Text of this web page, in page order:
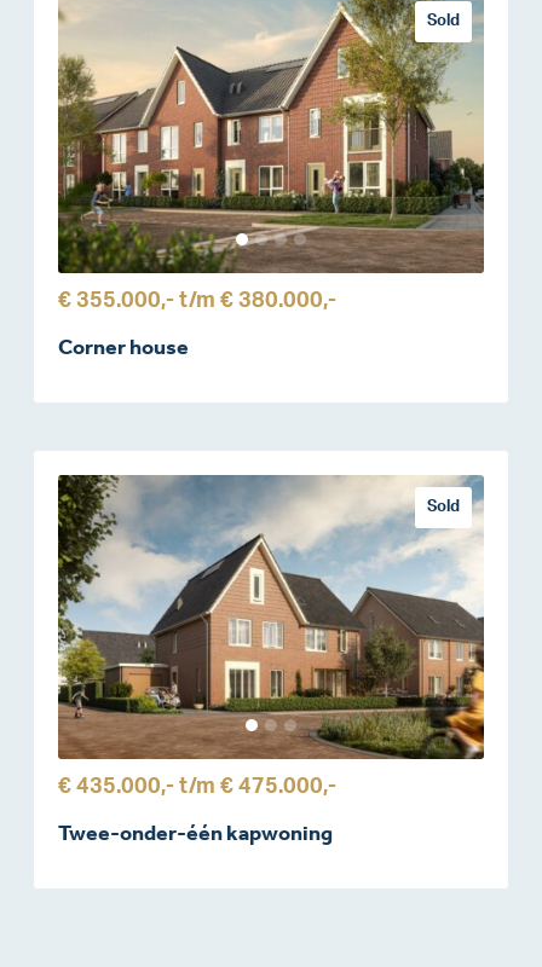
Sold
€ 355.000,- t/m € 380.000,-
Corner house
Sold
€ 435.000,- t/m € 475.000,-
Twee-onder-één kapwoning